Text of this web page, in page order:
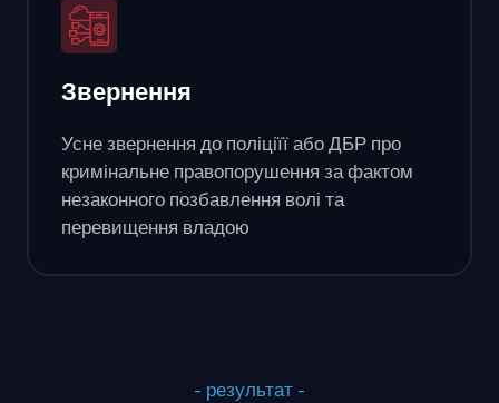
Звернення
Усне звернення до поліціїї або ДБР про
кримінальне правопорушення за фактом
незаконного позбавлення волі та
перевищення владою
- результат -